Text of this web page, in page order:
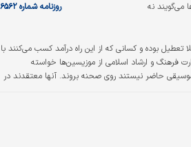
می‌گویند نه روزنامه شماره ۶۵۶۲
گذشته عملا تعطیل بوده و کسانی که از این راه درآمد کسب می‌کنند با
فرهنگ و ارشاد اسلامی از موزیسین‌ها خواسته
حاضر نیستند روی صحنه بروند. آنها معتقدند در